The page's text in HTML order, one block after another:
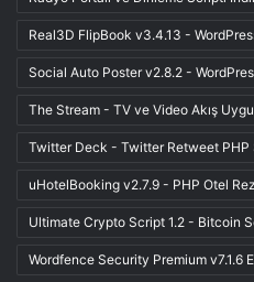
Real3D FlipBook v3.4.13 -
Social Auto Poster v2.8.2 -
The Stream - TV ve Video Akış
Twitter Deck - Twitter Retweet PHP
uHotelBooking v2.7.9 - PHP Otel
Ultimate Crypto Script 1.2 - Bitcoin
Wordfence Security Premium v7.1.6